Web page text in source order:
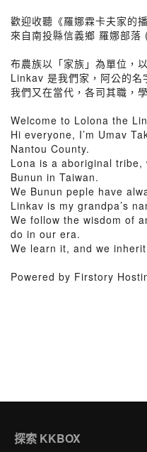
歡迎收聽《羅娜霖卡夫家的播
來自南投縣信義鄉 羅娜部落
布農族以「家族」為單位，
Linkav 是我們家，阿公的名
我們又在當代，各司其職，
Welcome to Lolona the
Hi everyone, I’m Umav
Nantou County.
Lona is a aboriginal tribe,
Bunun in Taiwan.
We Bunun peple have
Linkav is my grandpa’s
We follow the wisdom of
do in our era.
We learn it, and we
Powered by Firstory
探索 KKBOX